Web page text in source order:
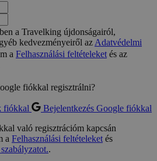
a Travelking újdonságairól,
kedvezményeiről azAdatvédelmi
a Felhasználási feltételeketés az
fiókkal regisztrálni?
fiókkal
Bejelentkezés Google fiókkal
való regisztrációm kapcsán
a Felhasználási feltételeketés
.